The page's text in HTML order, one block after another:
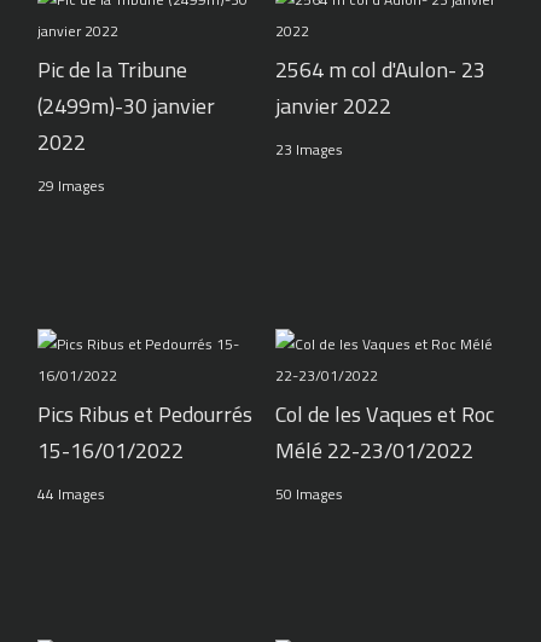
Pic de la Tribune
(2499m)-30 janvier
2022
29 Images
2564 m col d'Aulon- 23
janvier 2022
23 Images
Pics Ribus et Pedourrés
15-16/01/2022
44 Images
Col de les Vaques et Roc
Mélé 22-23/01/2022
50 Images